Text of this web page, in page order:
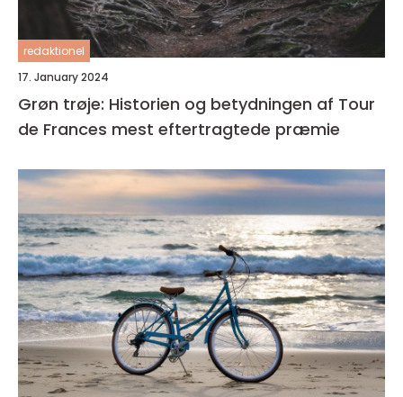
redaktionel
17. January 2024
Grøn trøje: Historien og betydningen af Tour
de Frances mest eftertragtede præmie